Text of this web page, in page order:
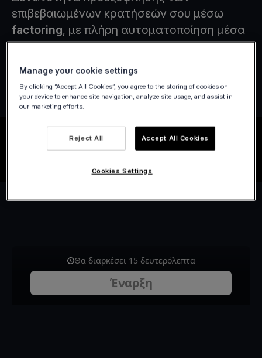
επιβεβαιωμένων κρατήσεών σου μέσω
factoring, με πλήρη αυτοματοποίηση μέσα
από το PMS σου
Φόρμα ενδιαφέροντος
Manage your cookie settings
By clicking “Accept All Cookies”, you agree to the storing of cookies on
your device to enhance site navigation, analyze site usage, and assist in
our marketing efforts.
Reject All Accept All Cookies
Cookies Settings